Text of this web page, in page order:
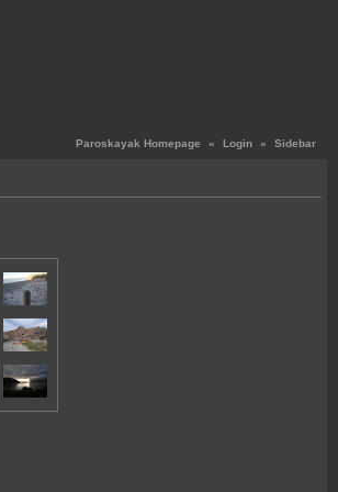
Paroskayak Homepage « Login « Sidebar